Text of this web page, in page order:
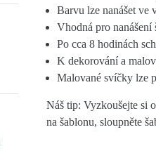
Barvu lze nanášet ve
Vhodná pro
Po cca 8 hodinách
K dekorování a
Malované svíčky lze
Náš tip: Vyzkoušejte si
na šablonu, sloupněte